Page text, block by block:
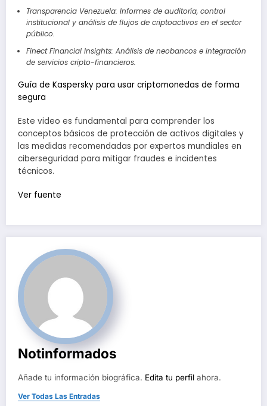
Transparencia Venezuela: Informes de auditoría, control
institucional y análisis de flujos de criptoactivos en el sector
público.
Finect Financial Insights: Análisis de neobancos e integración
de servicios cripto-financieros.
Guía de Kaspersky para usar criptomonedas de forma
segura
Este video es fundamental para comprender los
conceptos básicos de protección de activos digitales y
las medidas recomendadas por expertos mundiales en
ciberseguridad para mitigar fraudes e incidentes
técnicos.
Navegación
entradas
Ver fuente
Notinformados
Añade tu información biográfica. Edita tu perfil ahora.
Ver Todas Las Entradas